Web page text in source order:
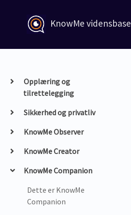
KnowMe vidensbase
Opplæring og
tilrettelegging
Sikkerhed og privatliv
KnowMe Observer
KnowMe Creator
KnowMe Companion
Dette er KnowMe
Companion